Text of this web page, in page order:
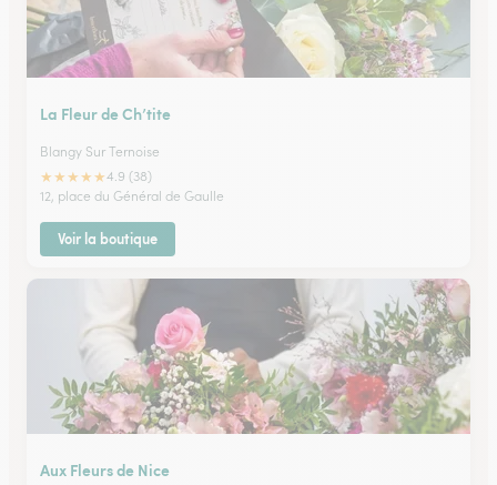
La Fleur de Ch’tite
Blangy Sur Ternoise
★★★★★4.9 (38)
12, place du Général de Gaulle
Voir la boutique
Aux Fleurs de Nice